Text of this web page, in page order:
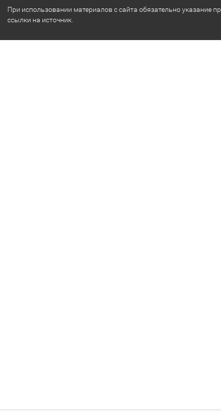
При использовании материалов с сайта обязательно указание
ссылки на источник.